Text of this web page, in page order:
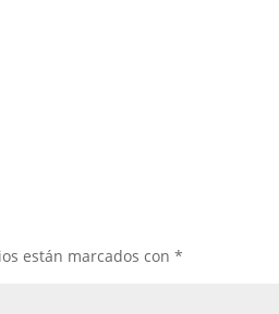
están marcados con*